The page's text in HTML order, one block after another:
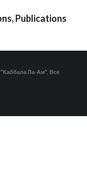
Publications
Ла-Ам", Все